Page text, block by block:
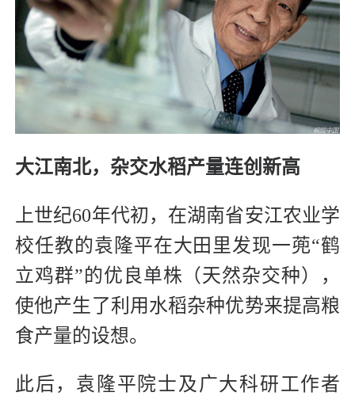
大江南北，杂交水稻产量连创新高
上世纪60年代初，在湖南省安江农业学
校任教的袁隆平在大田里发现一蔸“鹤
立鸡群”的优良单株（天然杂交种），
使他产生了利用水稻杂种优势来提高粮
食产量的设想。
此后，袁隆平院士及广大科研工作者